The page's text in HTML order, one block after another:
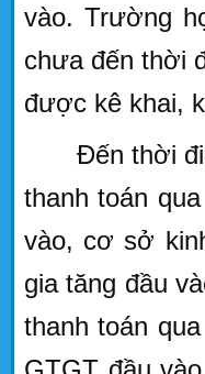
vào. Trường
chưa đến thời
được kê khai,
Đến thời
thanh toán
vào, cơ sở
gia tăng đầu
thanh toán